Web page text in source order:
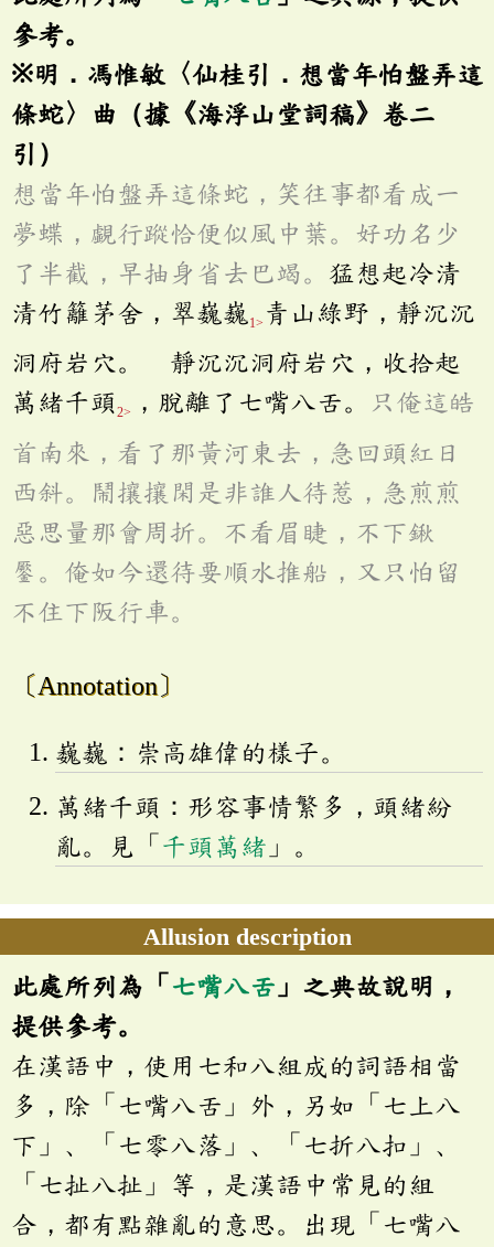
參考。
※明．馮惟敏〈仙桂引．想當年怕盤弄這
條蛇〉曲（據《海浮山堂詞稿》卷二
引）
想當年怕盤弄這條蛇，笑往事都看成一
夢蝶，覷行蹤恰便似風中葉。好功名少
了半截，早抽身省去巴竭。 猛想起冷清
清竹籬茅舍，翠巍巍 1> 青山綠野，靜沉沉
洞府岩穴。 靜沉沉洞府岩穴，收拾起
萬緒千頭 2> ，脫離了七嘴八舌。
只俺這皓
首南來，看了那黃河東去，急回頭紅日
西斜。鬧攘攘閑是非誰人待惹，急煎煎
惡思量那會周折。不看眉睫，不下鍬
。俺如今還待要順水推船，又只怕留
不住下阪行車。
〔Annotation〕
巍巍：崇高雄偉的樣子。
萬緒千頭：形容事情繁多，頭緒紛
亂。見「 千頭萬緒 」。
Allusion description
此處所列為「 七嘴八舌 」之典故說明，
提供參考。
在漢語中，使用七和八組成的詞語相當
多，除「七嘴八舌」外，另如「七上八
下」、「七零八落」、「七折八扣」、
「七扯八扯」等，是漢語中常見的組
合，都有點雜亂的意思。出現「七嘴八